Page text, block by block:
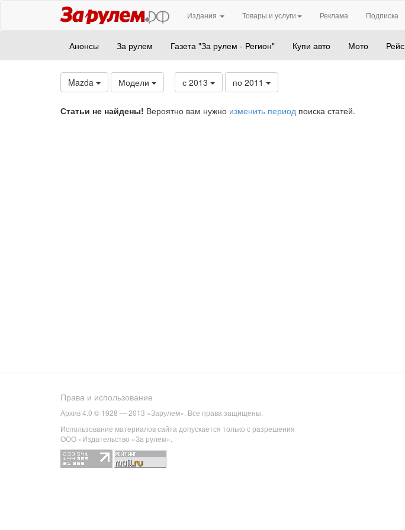
Издания Товары и услуги Реклама Подписка
Анонсы За рулем Газета "За рулем - Регион" Купи авто Мото Рейс
Mazda Модели с 2013 по 2011
Статьи не найдены! Вероятно вам нужно изменить период поиска статей.
Права и использование
Архив 4.0 © 1928 — 2013 «Зарулем». Все права защищены.
Использование материалов сайта допускается только с разрешения
ООО «Издательство «За рулем».